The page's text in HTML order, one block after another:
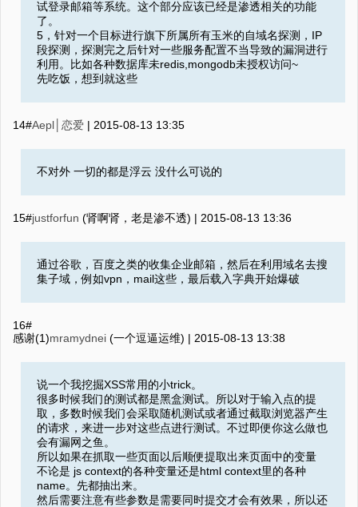
试登录邮箱等系统。这个部分应该已经是渗透相关的功能
了。
5，针对一个目标进行旗下所属所有玉米的自域名探测，IP
段探测，探测完之后针对一些服务配置不当导致的漏洞进行
利用。比如各种数据库未redis,mongodb未授权访问~
先吃饭，想到就这些
14#Aepl│恋爱 | 2015-08-13 13:35
不对外 一切的都是浮云 没什么可说的
15#justforfun (肾啊肾，老是渗不透) | 2015-08-13 13:36
通过谷歌，百度之类的收集企业邮箱，然后在利用域名去搜
集子域，例如vpn，mail这些，最后载入字典开始爆破
16#
感谢(1)mramydnei (一个逗逼运维) | 2015-08-13 13:38
说一个我挖掘XSS常用的小trick。
很多时候我们的测试都是黑盒测试。所以对于输入点的提
取，多数时候我们会采取随机测试或者通过截取浏览器产生
的请求，来进一步对这些点进行测试。不过即便你这么做也
会有漏网之鱼。
所以如果在抓取一些页面以后顺便提取出来页面中的变量
不论是 js context的各种变量还是html context里的各种
name。先都抽出来。
然后需要注意有些参数是需要同时提交才会有效果，所以还